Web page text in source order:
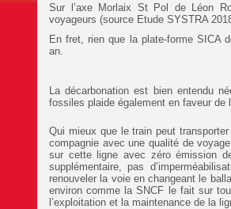
Sur l’axe Morlaix St Pol de Léon
voyageurs (source Etude SYSTRA
En fret, rien que la plate-forme SICA
an.
La décarbonation est bien entendu
fossiles plaide également en faveur de
Qui mieux que le train peut
compagnie avec une qualité de
sur cette ligne avec zéro émission
supplémentaire, pas
renouveler la voie en changeant le
environ comme la SNCF le fait sur
l’exploitation et la maintenance de la